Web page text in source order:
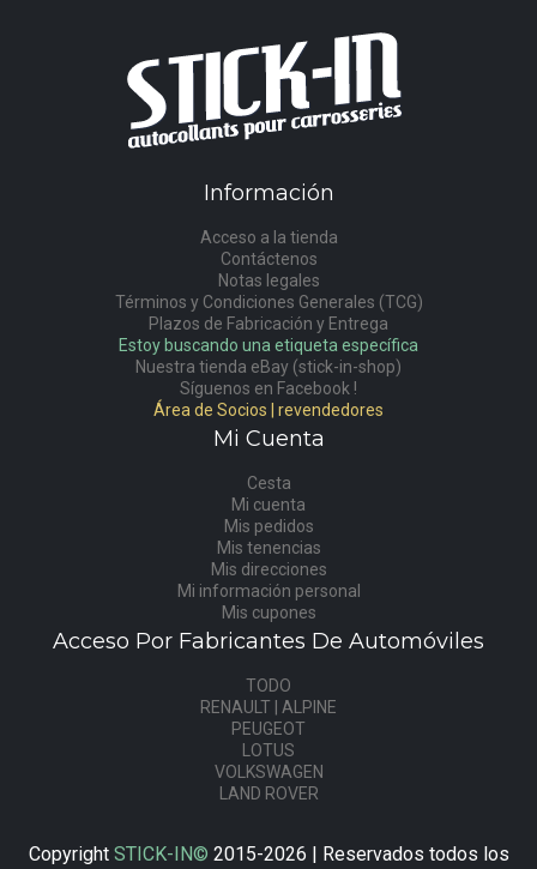
Información
Acceso a la tienda
Contáctenos
Notas legales
Términos y Condiciones Generales (TCG)
Plazos de Fabricación y Entrega
Estoy buscando una etiqueta específica
Nuestra tienda eBay (stick-in-shop)
Síguenos en Facebook !
Área de Socios | revendedores
Mi Cuenta
Cesta
Mi cuenta
Mis pedidos
Mis tenencias
Mis direcciones
Mi información personal
Mis cupones
Acceso Por Fabricantes De Automóviles
TODO
RENAULT | ALPINE
PEUGEOT
LOTUS
VOLKSWAGEN
LAND ROVER
Copyright STICK-IN© 2015-2026 | Reservados todos los